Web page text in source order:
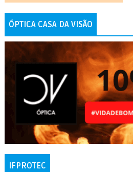
ÓPTICA CASA DA VISÃO
IFPROTEC